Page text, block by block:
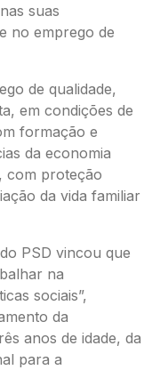
suas
no emprego de
de qualidade,
em condições de
formação e
da economia
com proteção
da vida familiar
PSD vincou que
na
sociais”,
da
anos de idade, da
para a